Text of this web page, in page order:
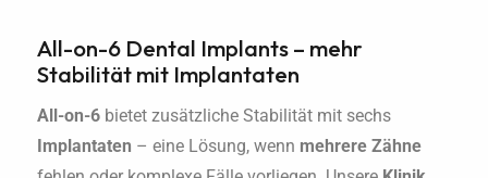
All-on-6 Dental Implants – mehr
Stabilität mit Implantaten
All-on-6 bietet zusätzliche Stabilität mit sechs
Implantaten – eine Lösung, wenn mehrere Zähne